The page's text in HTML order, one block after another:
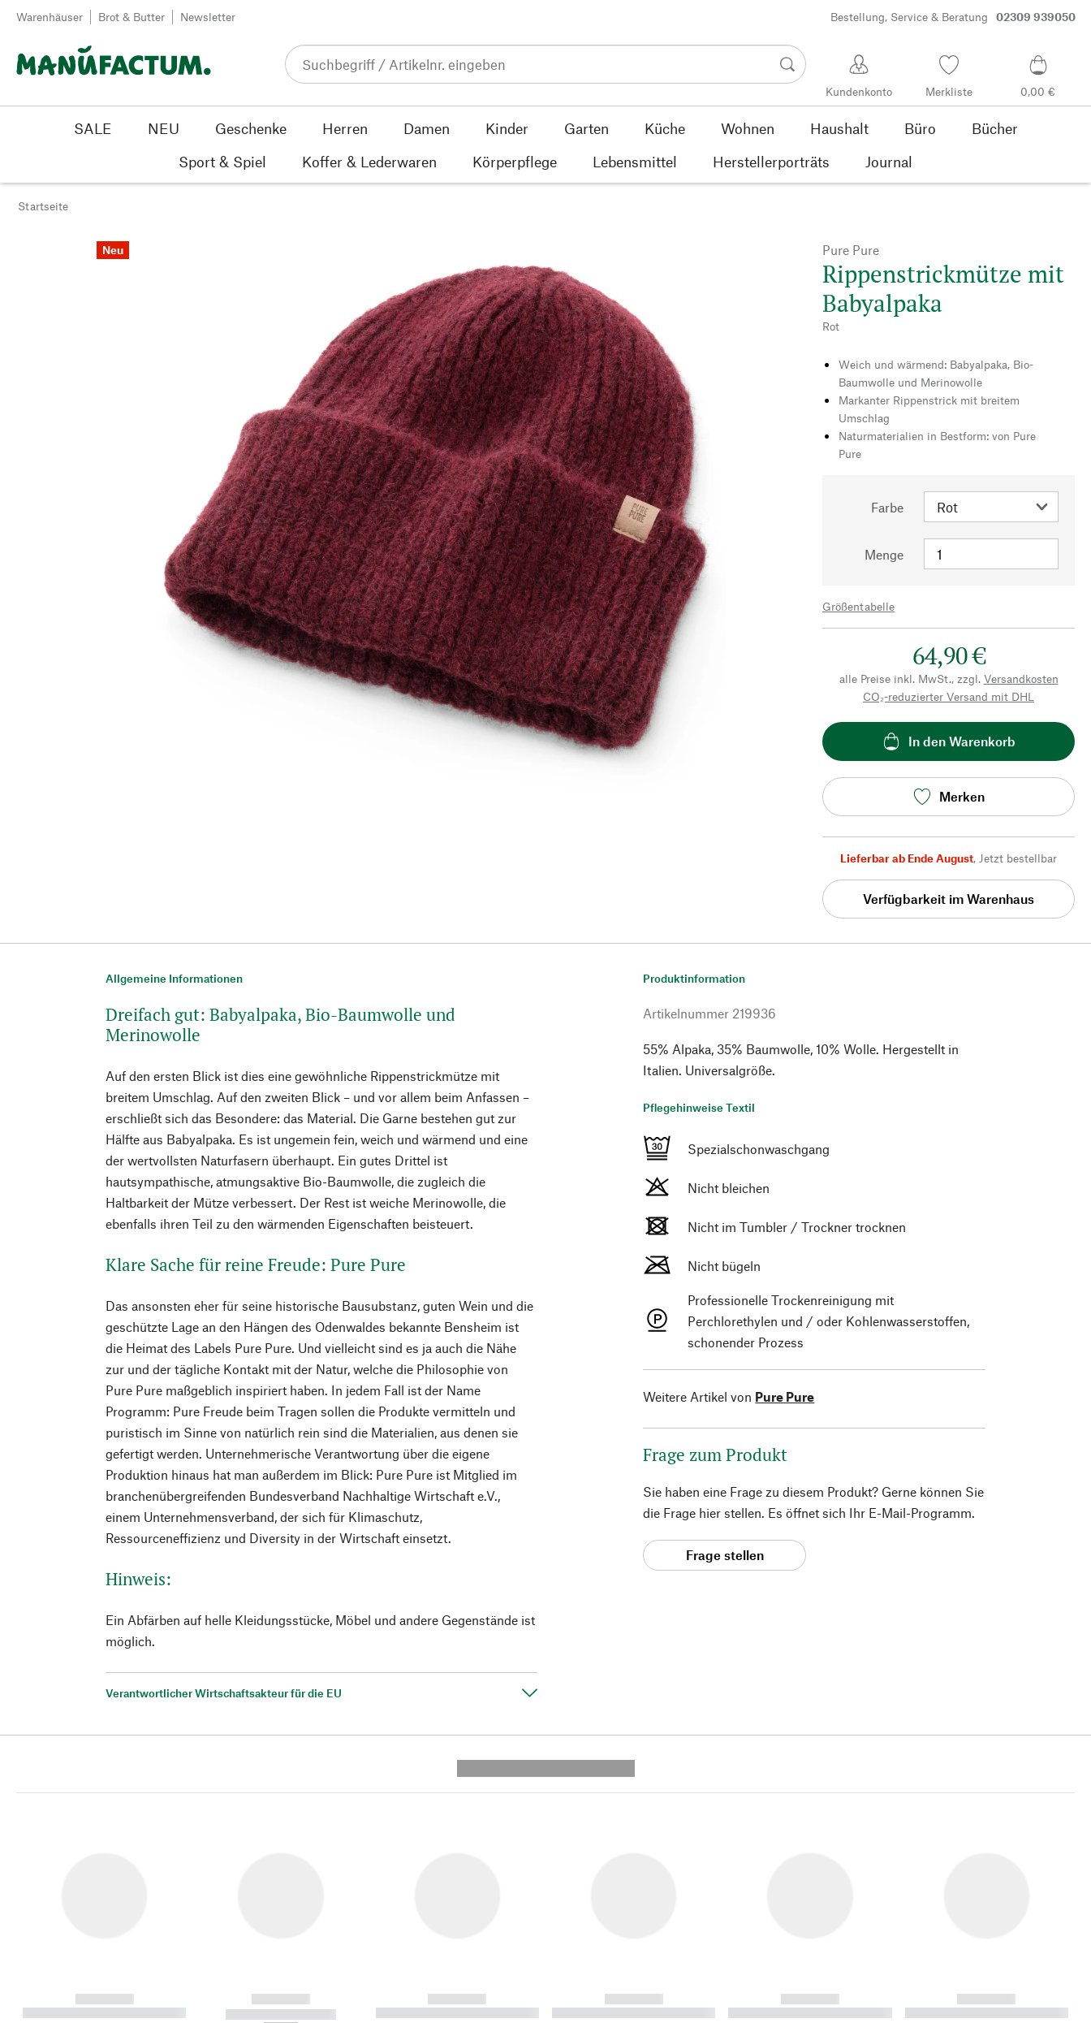
Zum Inhalt springen
Warenhäuser Brot & Butter Newsletter Bestellung, Service & Beratung 02309 939050
Kundenkonto Merkliste 0,00 €
SALE NEU Geschenke Herren Damen Kinder Garten Küche Wohnen Haushalt Büro
Bücher
Sport & Spiel
Koffer & Lederwaren Körperpflege Lebensmittel Herstellerporträts Journal
Startseite
Neu Pure Pure
Rippenstrickmütze mit
Babyalpaka
Rot
Weich und wärmend: Babyalpaka, Bio-
Baumwolle und Merinowolle
Markanter Rippenstrick mit breitem
Umschlag
Naturmaterialien in Bestform: von Pure
Pure
Farbe
Menge
Größentabelle
64,90 €
alle Preise inkl. MwSt., zzgl. Versandkosten
CO₂-reduzierter Versand mit DHL
In den Warenkorb
Merken
Lieferbar ab Ende August, Jetzt bestellbar
Verfügbarkeit im Warenhaus
Allgemeine Informationen
Dreifach gut: Babyalpaka, Bio-Baumwolle und
Merinowolle
Auf den ersten Blick ist dies eine gewöhnliche Rippenstrickmütze mit
breitem Umschlag. Auf den zweiten Blick – und vor allem beim Anfassen –
erschließt sich das Besondere: das Material. Die Garne bestehen gut zur
Hälfte aus Babyalpaka. Es ist ungemein fein, weich und wärmend und eine
der wertvollsten Naturfasern überhaupt. Ein gutes Drittel ist
hautsympathische, atmungsaktive Bio-Baumwolle, die zugleich die
Haltbarkeit der Mütze verbessert. Der Rest ist weiche Merinowolle, die
ebenfalls ihren Teil zu den wärmenden Eigenschaften beisteuert.
Klare Sache für reine Freude: Pure Pure
Das ansonsten eher für seine historische Bausubstanz, guten Wein und die
geschützte Lage an den Hängen des Odenwaldes bekannte Bensheim ist
die Heimat des Labels Pure Pure. Und vielleicht sind es ja auch die Nähe
zur und der tägliche Kontakt mit der Natur, welche die Philosophie von
Pure Pure maßgeblich inspiriert haben. In jedem Fall ist der Name
Programm: Pure Freude beim Tragen sollen die Produkte vermitteln und
puristisch im Sinne von natürlich rein sind die Materialien, aus denen sie
gefertigt werden. Unternehmerische Verantwortung über die eigene
Produktion hinaus hat man außerdem im Blick: Pure Pure ist Mitglied im
branchenübergreifenden Bundesverband Nachhaltige Wirtschaft e.V.,
einem Unternehmensverband, der sich für Klimaschutz,
Ressourceneffizienz und Diversity in der Wirtschaft einsetzt.
Hinweis:
Ein Abfärben auf helle Kleidungsstücke, Möbel und andere Gegenstände ist
möglich.
Verantwortlicher Wirtschaftsakteur für die EU
Produktinformation
Artikelnummer 219936
55% Alpaka, 35% Baumwolle, 10% Wolle. Hergestellt in
Italien. Universalgröße.
Pflegehinweise Textil
Spezialschonwaschgang
Nicht bleichen
Nicht im Tumbler / Trockner trocknen
Nicht bügeln
Professionelle Trockenreinigung mit
Perchlorethylen und / oder Kohlenwasserstoffen,
schonender Prozess
Weitere Artikel von Pure Pure
Frage zum Produkt
Sie haben eine Frage zu diesem Produkt? Gerne können Sie
die Frage hier stellen. Es öffnet sich Ihr E-Mail-Programm.
Frage stellen
------------
----------- ----------- ----------
------------
----------- -----------
------------
----------- ----------- ----------
------------
----------- ----------- ----------
------------
----------- ----------- ----------
------------
----------- ----------- ----------